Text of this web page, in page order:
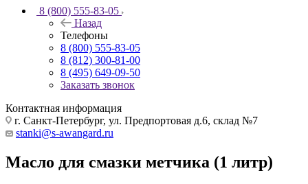
8 (800) 555-83-05
Назад
Телефоны
8 (800) 555-83-05
8 (812) 300-81-00
8 (495) 649-09-50
Заказать звонок
Контактная информация
г. Санкт-Петербург, ул. Предпортовая д.6, склад №7
stanki@s-awangard.ru
Масло для смазки метчика (1 литр)